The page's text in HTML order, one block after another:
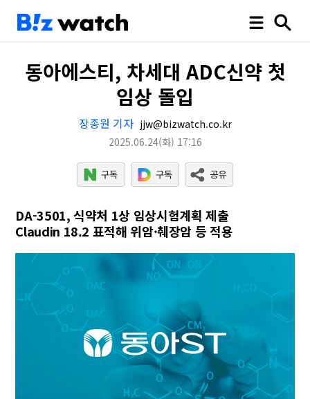
동아에스티, 차세대 ADC신약 첫
임상 돌입
장종원 기자 jjw@bizwatch.co.kr
2025.06.24(화) 17:16
DA-3501, 식약처 1상 임상시험계획 제출
Claudin 18.2 표적해 위암·췌장암 등 적용